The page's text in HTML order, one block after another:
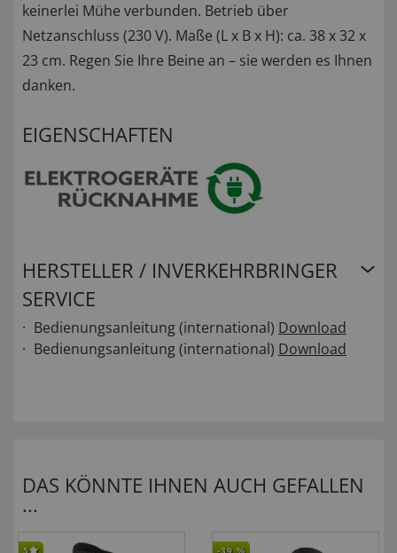
keinerlei Mühe verbunden. Betrieb über
Netzanschluss (230 V). Maße (L x B x H): ca. 38 x 32 x
23 cm. Regen Sie Ihre Beine an – sie werden es Ihnen
danken.
EIGENSCHAFTEN
HERSTELLER / INVERKEHRBRINGER
SERVICE
Bedienungsanleitung (international) Download
Bedienungsanleitung (international) Download
DAS KÖNNTE IHNEN AUCH GEFALLEN
...